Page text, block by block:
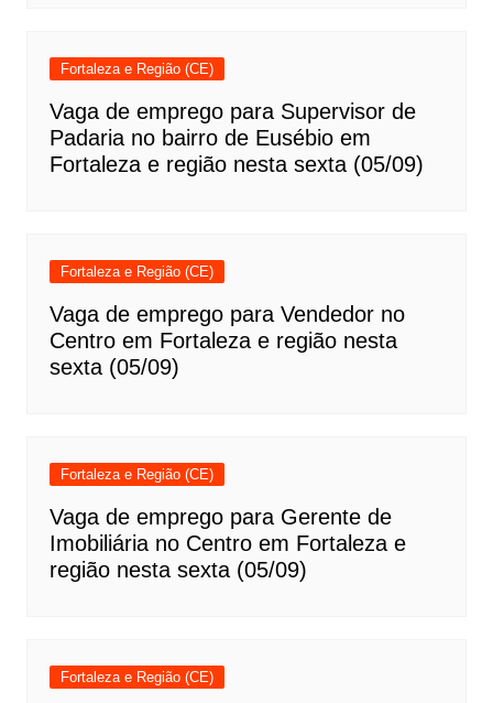
Fortaleza e Região (CE)
Vaga de emprego para Supervisor de
Padaria no bairro de Eusébio em
Fortaleza e região nesta sexta (05/09)
Fortaleza e Região (CE)
Vaga de emprego para Vendedor no
Centro em Fortaleza e região nesta
sexta (05/09)
Fortaleza e Região (CE)
Vaga de emprego para Gerente de
Imobiliária no Centro em Fortaleza e
região nesta sexta (05/09)
Fortaleza e Região (CE)